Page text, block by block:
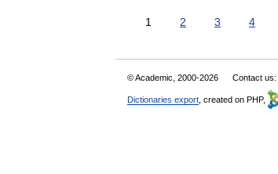
1 2 3 4
© Academic, 2000-2026 Contact us:
Dictionaries export , created on PHP,